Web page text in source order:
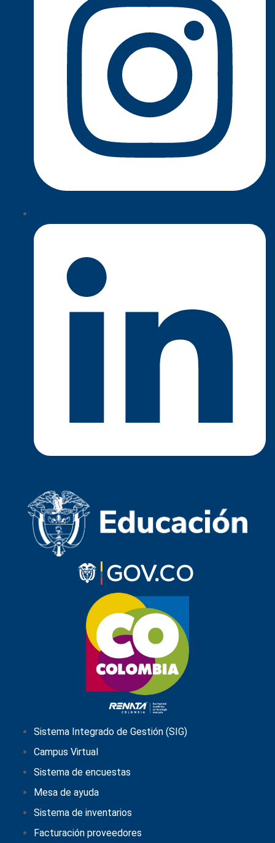
Sistema Integrado de Gestión (SIG)
Campus Virtual
Sistema de encuestas
Mesa de ayuda
Sistema de inventarios
Facturación proveedores